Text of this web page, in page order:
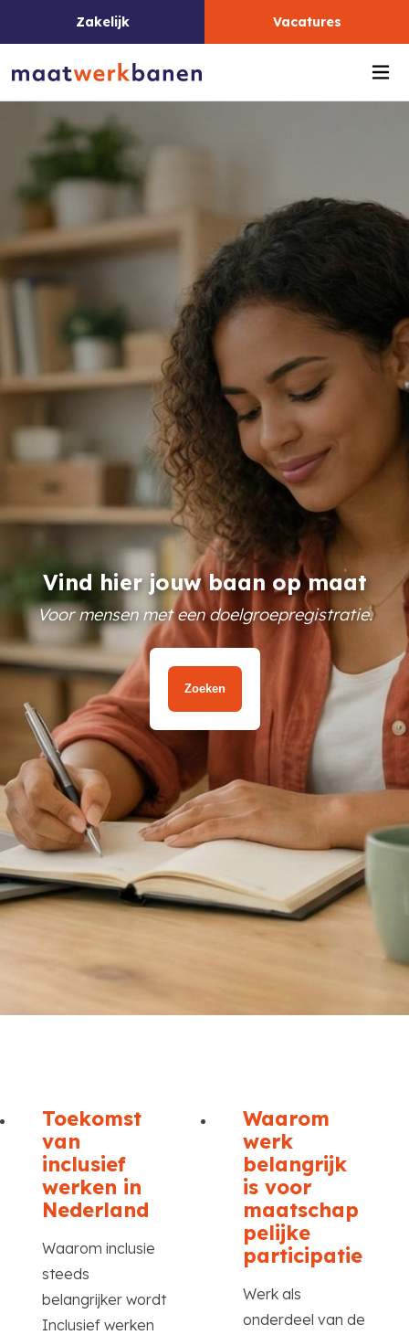
Zakelijk Vacatures
Vind hier jouw baan op maat
Voor mensen met een doelgroepregistratie.
Zoeken
Toekomst
van
inclusief
werken in
Nederland
Waarom inclusie
steeds
belangrijker wordt
Inclusief werken
Waarom
werk
belangrijk
is voor
maatschap
pelijke
participatie
Werk als
onderdeel van de